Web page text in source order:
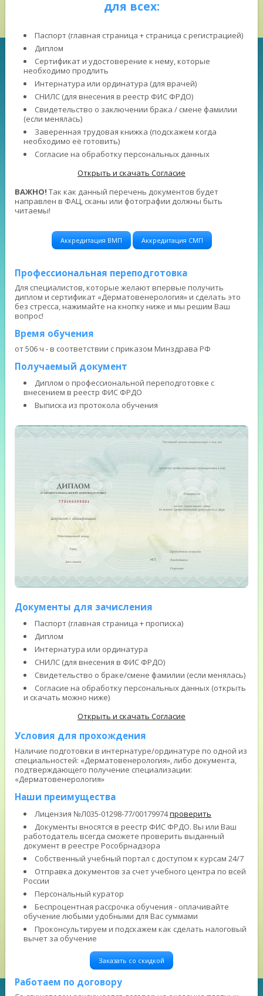
для всех:
Паспорт (главная страница + страница с регистрацией)
Диплом
Сертификат и удостоверение к нему, которые
необходимо продлить
Интернатура или ординатура (для врачей)
СНИЛС (для внесения в реестр ФИС ФРДО)
Свидетельство о заключении брака / смене фамилии
(если менялась)
Заверенная трудовая книжка (подскажем когда
необходимо её готовить)
Согласие на обработку персональных данных
Открыть и скачать Согласие
ВАЖНО! Так как данный перечень документов будет
направлен в ФАЦ, сканы или фотографии должны быть
читаемы!
Аккредитация ВМП Аккредитация СМП
Профессиональная переподготовка
Для специалистов, которые желают впервые получить
диплом и сертификат «Дерматовенерология» и сделать это
без стресса, нажимайте на кнопку ниже и мы решим Ваш
вопрос!
Время обучения
от 506 ч - в соответствии с приказом Минздрава РФ
Получаемый документ
Диплом о профессиональной переподготовке с
внесением в реестр ФИС ФРДО
Выписка из протокола обучения
Документы для зачисления
Паспорт (главная страница + прописка)
Диплом
Интернатура или ординатура
СНИЛС (для внесения в ФИС ФРДО)
Свидетельство о браке/смене фамилии (если менялась)
Согласие на обработку персональных данных (открыть
и скачать можно ниже)
Открыть и скачать Согласие
Условия для прохождения
Наличие подготовки в интернатуре/ординатуре по одной из
специальностей: «Дерматовенерология», либо документа,
подтверждающего получение специализации:
«Дерматовенерология»
Наши преимущества
Лицензия №Л035-01298-77/00179974проверить
Документы вносятся в реестр ФИС ФРДО. Вы или Ваш
работодатель всегда сможете проверить выданный
документ в реестре Рособрнадзора
Собственный учебный портал с доступом к курсам 24/7
Отправка документов за счет учебного центра по всей
России
Персональный куратор
Беспроцентная рассрочка обучения - оплачивайте
обучение любыми удобными для Вас суммами
Проконсультируем и подскажем как сделать налоговый
вычет за обучение
Заказать со скидкой
Работаем по договору